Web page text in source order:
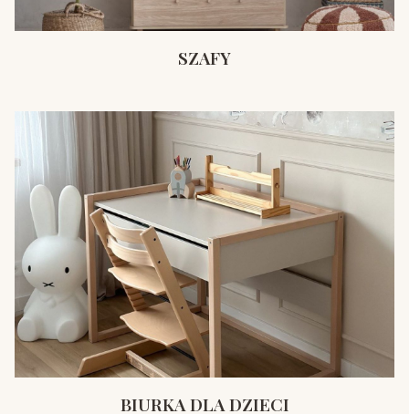
SZAFY
BIURKA DLA DZIECI